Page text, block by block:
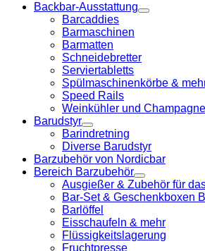
Backbar-Ausstattung
Barcaddies
Barmaschinen
Barmatten
Schneidebretter
Serviertabletts
Spülmaschinenkörbe &
Speed Rails
Weinkühler und
Barudstyr
Barindretning
Diverse Barudstyr
Barzubehör von Nordicbar
Bereich Barzubehör
Ausgießer & Zubehör für
Bar-Set & Geschenkboxen
Barlöffel
Eisschaufeln & mehr
Flüssigkeitslagerung
Fruchtpresse